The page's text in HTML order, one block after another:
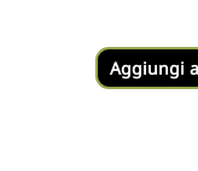
Aggiungi